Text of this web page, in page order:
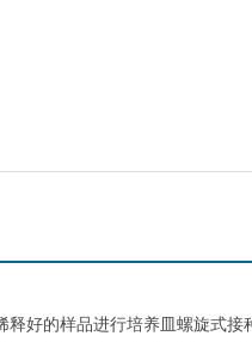
释好的样品进行培养皿螺旋式